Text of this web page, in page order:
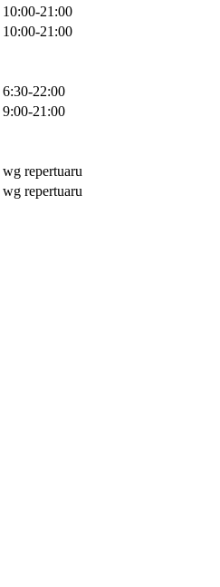
10:00-21:00
10:00-21:00
6:30-22:00
9:00-21:00
wg repertuaru
wg repertuaru